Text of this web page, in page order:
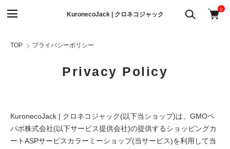
KuronecoJack | クロネコジャック
0
TOP プライバシーポリシー
Privacy Policy
KuronecoJack | クロネコジャック(以下当ショップ)は、 GMOペ
パボ株式会社(以下サービス提供会社)の提供するショッピングカ
ートASPサービスカラーミーショップ(当サービス)を利用して当